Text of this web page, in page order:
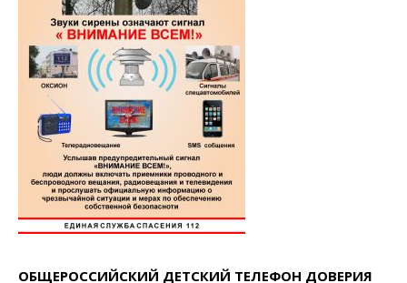
ОБЩЕРОССИЙСКИЙ ДЕТСКИЙ ТЕЛЕФОН ДОВЕРИЯ